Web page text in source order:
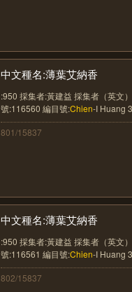
中文種名:薄葉艾納香
:950 採集者:黃建益 採集者（英文
號:116560 編目號:Chien-I Huang
801/15837
中文種名:薄葉艾納香
:950 採集者:黃建益 採集者（英文
號:116561 編目號:Chien-I Huang
802/15837